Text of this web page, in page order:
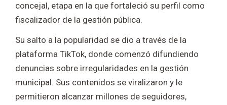
concejal, etapa en la que fortaleció su perfil como
fiscalizador de la gestión pública.
Su salto a la popularidad se dio a través de la
plataforma TikTok, donde comenzó difundiendo
denuncias sobre irregularidades en la gestión
municipal. Sus contenidos se viralizaron y le
permitieron alcanzar millones de seguidores,